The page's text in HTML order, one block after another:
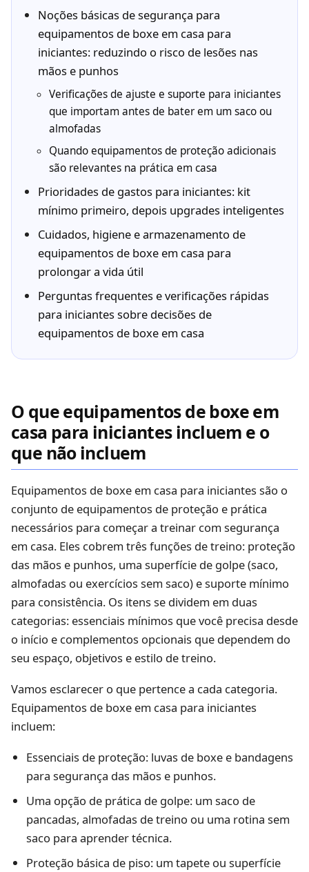
Noções básicas de segurança para
equipamentos de boxe em casa para
iniciantes: reduzindo o risco de lesões nas
mãos e punhos
Verificações de ajuste e suporte para iniciantes
que importam antes de bater em um saco ou
almofadas
Quando equipamentos de proteção adicionais
são relevantes na prática em casa
Prioridades de gastos para iniciantes: kit
mínimo primeiro, depois upgrades inteligentes
Cuidados, higiene e armazenamento de
equipamentos de boxe em casa para
prolongar a vida útil
Perguntas frequentes e verificações rápidas
para iniciantes sobre decisões de
equipamentos de boxe em casa
O que equipamentos de boxe em
casa para iniciantes incluem e o
que não incluem
Equipamentos de boxe em casa para iniciantes são o
conjunto de equipamentos de proteção e prática
necessários para começar a treinar com segurança
em casa. Eles cobrem três funções de treino: proteção
das mãos e punhos, uma superfície de golpe (saco,
almofadas ou exercícios sem saco) e suporte mínimo
para consistência. Os itens se dividem em duas
categorias: essenciais mínimos que você precisa desde
o início e complementos opcionais que dependem do
seu espaço, objetivos e estilo de treino.
Vamos esclarecer o que pertence a cada categoria.
Equipamentos de boxe em casa para iniciantes
incluem:
Essenciais de proteção: luvas de boxe e bandagens
para segurança das mãos e punhos.
Uma opção de prática de golpe: um saco de
pancadas, almofadas de treino ou uma rotina sem
saco para aprender técnica.
Proteção básica de piso: um tapete ou superfície